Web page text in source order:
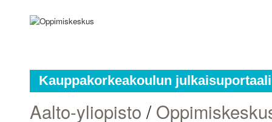
Kauppakorkeakoulun julkaisuportaali
Aalto-yliopisto /